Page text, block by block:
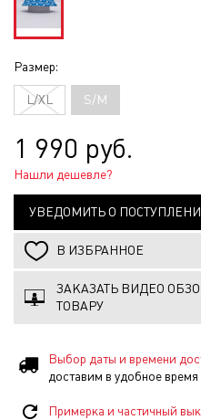
Размер:
L/XL S/M
1 990 руб.
Нашли дешевле?
УВЕДОМИТЬ О
В ИЗБРАННОЕ
ЗАКАЗАТЬ ВИДЕО
ТОВАРУ
Выбор даты и времени
доставим в удобное время
Примерка и частичный